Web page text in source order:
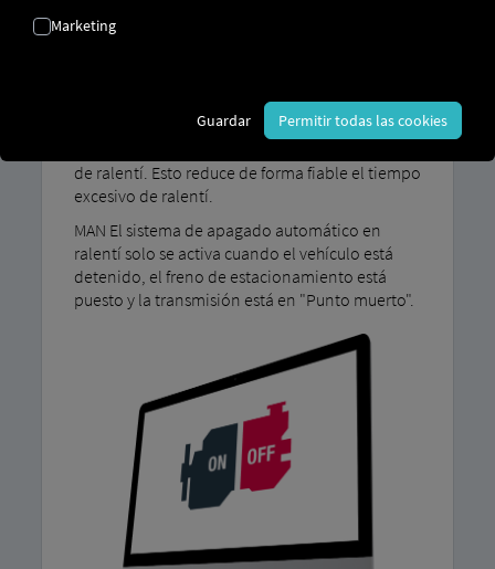
Apagado automático del motor en
Nuestro MAN IdleShutdown El limitador de
ralentí del motor apaga automáticamente el
de ralentí. Esto reduce de forma fiable el tiempo
excesivo de ralentí.
MAN El sistema de apagado automático en
ralentí solo se activa cuando el vehículo está
detenido, el freno de estacionamiento está
puesto y la transmisión está en "Punto muerto".
Marketing
Guardar Permitir todas las cookies